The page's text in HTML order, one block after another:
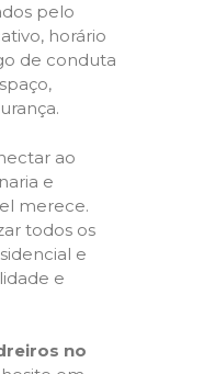
pelo
horário
de conduta
ao
e
merece.
todos os
e
e
no